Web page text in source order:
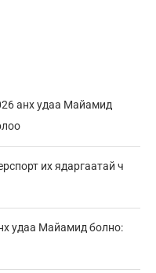
анх удаа Майамид
их ядаргаатай ч
удаа Майамид болно: